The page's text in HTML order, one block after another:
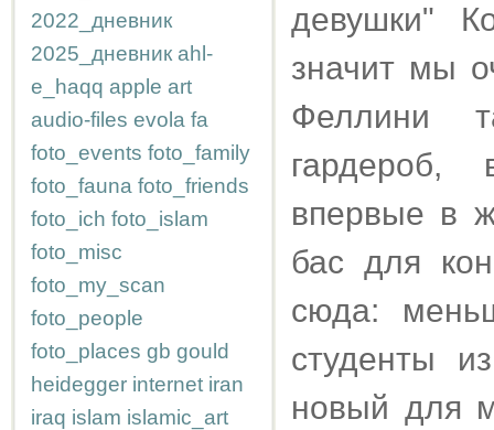
2022_дневник
2025_дневник ahl-
e_haqq apple art
audio-files evola fa
foto_events foto_family
foto_fauna foto_friends
foto_ich foto_islam
foto_misc
foto_my_scan
foto_people
foto_places gb gould
heidegger internet iran
iraq islam islamic_art
девушки"
значит мы
Феллини
гардероб,
впервые в
бас для
сюда:
студенты
новый для